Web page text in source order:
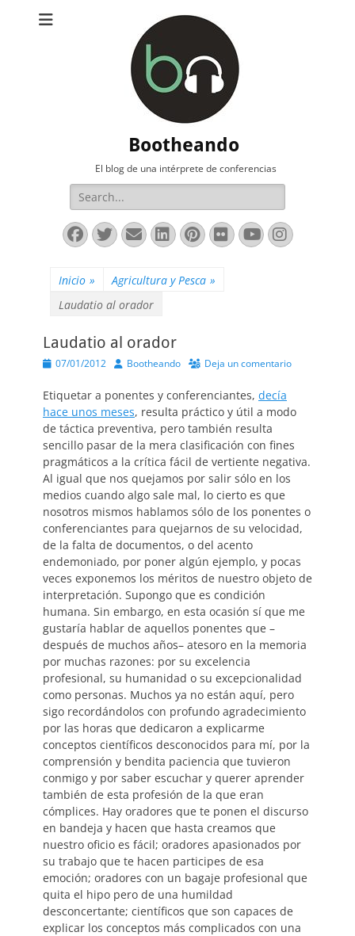
Bootheando
El blog de una intérprete de conferencias
Buscar:
Facebook
Twitter
Correo
electrónico
LinkedIn
Pinterest
FlickrYouTube
Inicio » Agricultura y Pesca »
Laudatio al orador
Laudatio al orador
Publicado
07/01/2012 AutorBootheando Deja un comentario
Etiquetar a ponentes y conferenciantes, decía
hace unos meses, resulta práctico y útil a modo
de táctica preventiva, pero también resulta
sencillo pasar de la mera clasificación con fines
pragmáticos a la crítica fácil de vertiente negativa.
Al igual que nos quejamos por salir sólo en los
medios cuando algo sale mal, lo cierto es que
nosotros mismos hablamos sólo de los ponentes o
conferenciantes para quejarnos de su velocidad,
de la falta de documentos, o del acento
endemoniado, por poner algún ejemplo, y pocas
veces exponemos los méritos de nuestro objeto de
interpretación. Supongo que es condición
humana. Sin embargo, en esta ocasión sí que me
gustaría hablar de aquellos ponentes que –
después de muchos años– atesoro en la memoria
por muchas razones: por su excelencia
profesional, su humanidad o su excepcionalidad
como personas. Muchos ya no están aquí, pero
sigo recordándolos con profundo agradecimiento
por las horas que dedicaron a explicarme
conceptos científicos desconocidos para mí, por la
comprensión y bendita paciencia que tuvieron
conmigo y por saber escuchar y querer aprender
también de esta profesión de la que eran
cómplices. Hay oradores que te ponen el discurso
en bandeja y hacen que hasta creamos que
nuestro oficio es fácil; oradores apasionados por
su trabajo que te hacen participes de esa
emoción; oradores con un bagaje profesional que
quita el hipo pero de una humildad
desconcertante; científicos que son capaces de
explicar los conceptos más complicados con una